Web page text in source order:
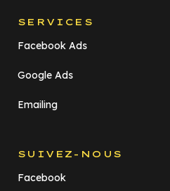
SERVICES
Facebook Ads
Google Ads
Emailing
SUIVEZ-NOUS
Facebook